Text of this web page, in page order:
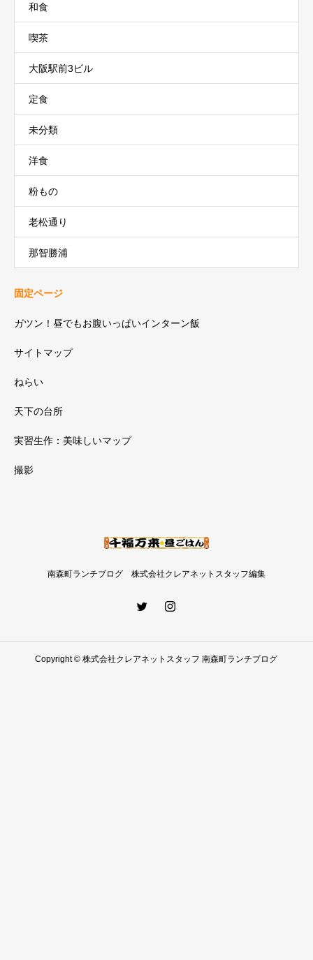
和食
喫茶
大阪駅前3ビル
定食
未分類
洋食
粉もの
老松通り
那智勝浦
固定ページ
ガツン！昼でもお腹いっぱいインターン飯
サイトマップ
ねらい
天下の台所
実習生作：美味しいマップ
撮影
南森町ランチブログ 株式会社クレアネットスタッフ編集
Copyright © 株式会社クレアネットスタッフ 南森町ランチブログ